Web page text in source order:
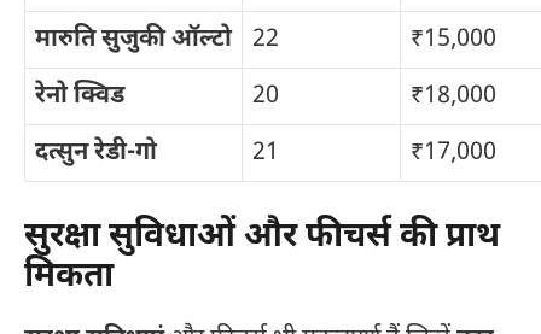
मारुति सुजुकी ऑल्टो 22
₹15,000
रेनो क्विड
20
₹18,000
दत्सुन रेडी-गो
21 ₹17,000
सुरक्षा सुविधाओं और फीचर्स की प्राथ
मिकता